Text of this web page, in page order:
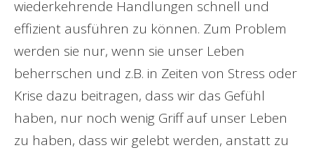
wiederkehrende Handlungen schnell und
effizient ausführen zu können. Zum Problem
werden sie nur, wenn sie unser Leben
beherrschen und z.B. in Zeiten von Stress oder
Krise dazu beitragen, dass wir das Gefühl
haben, nur noch wenig Griff auf unser Leben
zu haben, dass wir gelebt werden, anstatt zu